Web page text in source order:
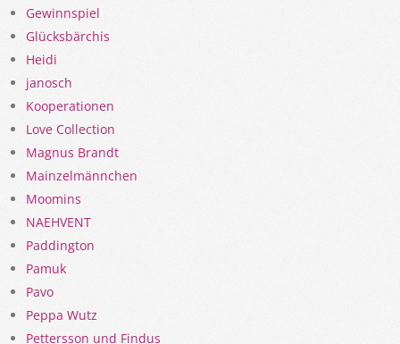
Gewinnspiel
Glücksbärchis
Heidi
janosch
Kooperationen
Love Collection
Magnus Brandt
Mainzelmännchen
Moomins
NAEHVENT
Paddington
Pamuk
Pavo
Peppa Wutz
Pettersson und Findus